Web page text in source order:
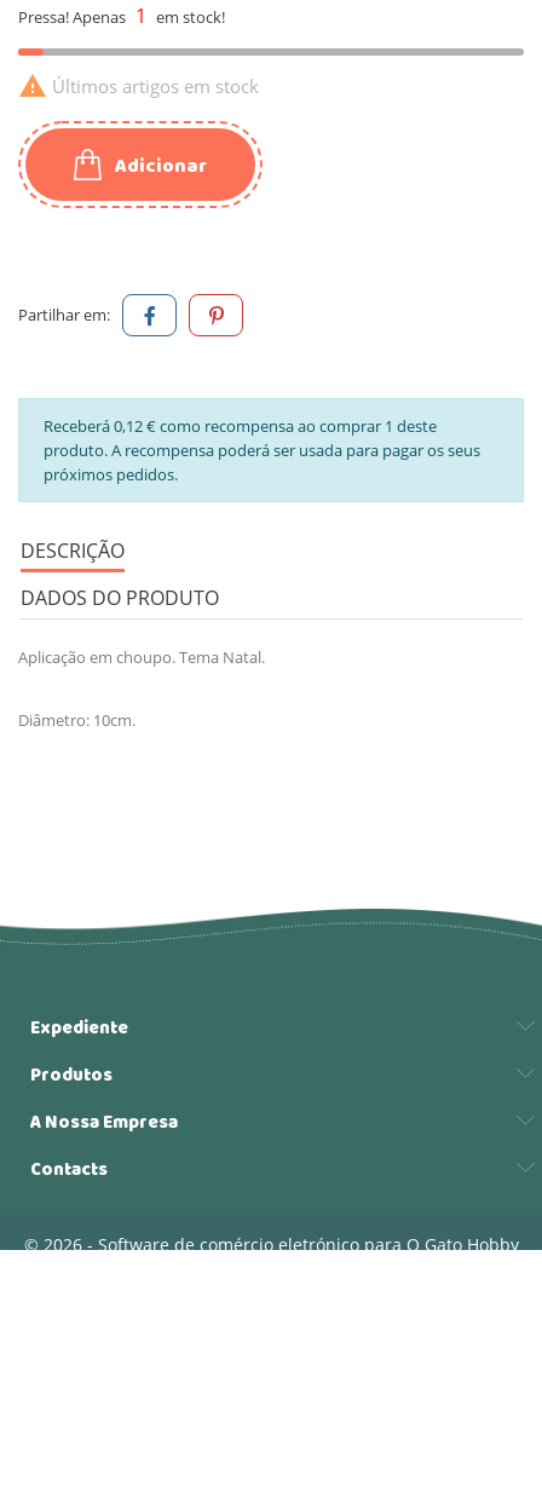
Pressa! Apenas 1 em stock!
 Últimos artigos em stock
Adicionar
Partilhar em:
Receberá 0,12 € como recompensa ao comprar 1 deste
produto. A recompensa poderá ser usada para pagar os seus
próximos pedidos.
DESCRIÇÃO
DADOS DO PRODUTO
Aplicação em choupo. Tema Natal.
Diâmetro: 10cm.
Expediente
Produtos
A Nossa Empresa
Contacts
© 2026 - Software de comércio eletrónico para O Gato Hobby